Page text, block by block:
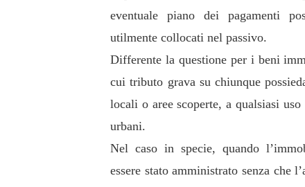
eventuale piano dei pagamenti
utilmente collocati nel passivo.
Differente la questione per i beni
cui tributo grava su chiunque
locali o aree scoperte, a qualsiasi
urbani.
Nel caso in specie, quando
essere stato amministrato senza che